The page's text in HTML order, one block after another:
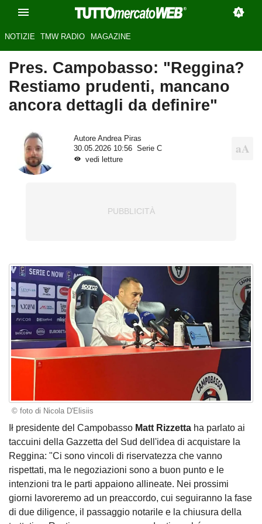
NOTIZIE TMW RADIO MAGAZINE
Pres. Campobasso: "Reggina?
Restiamo prudenti, mancano
ancora dettagli da definire"
Autore Andrea Piras
30.05.2026 10:56
Serie C
vedi letture
© foto di Nicola D'Elisiis
Ił presidente del Campobasso Matt Rizzetta ha parlato ai
taccuini della Gazzetta del Sud dell'idea di acquistare la
Reggina: "Ci sono vincoli di riservatezza che vanno
rispettati, ma le negoziazioni sono a buon punto e le
intenzioni tra le parti appaiono allineate. Nei prossimi
giorni lavoreremo ad un preaccordo, cui seguiranno la fase
di due diligence, il passaggio notarile e la chiusura della